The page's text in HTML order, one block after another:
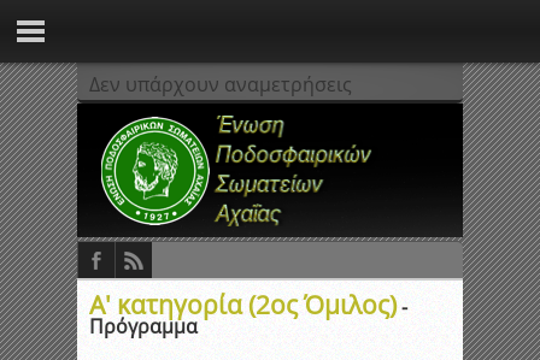
Δεν υπάρχουν αναμετρήσεις
Α' κατηγορία (2ος Όμιλος)-
Πρόγραμμα